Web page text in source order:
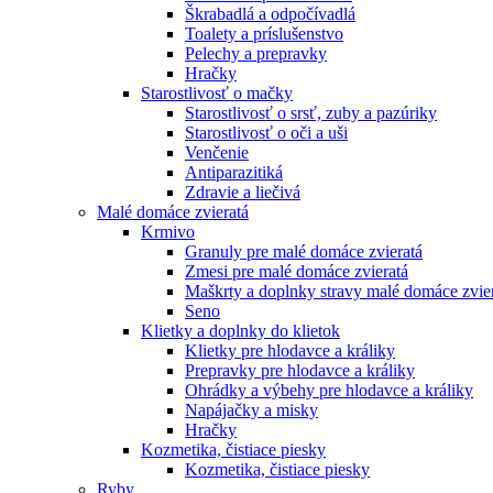
Škrabadlá a odpočívadlá
Toalety а príslušenstvo
Pelechy a prepravky
Hračky
Starostlivosť o mačky
Starostlivosť o srsť, zuby a pazúriky
Starostlivosť o oči a uši
Venčenie
Antiparazitiká
Zdravie a liečivá
Malé domáce zvieratá
Krmivo
Granuly pre malé domáce zvieratá
Zmesi pre malé domáce zvieratá
Maškrty a doplnky stravy malé domáce
Seno
Klietky a doplnky do klietok
Klietky pre hlodavce a králiky
Prepravky pre hlodavce a králiky
Ohrádky a výbehy pre hlodavce a králiky
Napájačky a misky
Hračky
Kozmetika, čistiace piesky
Kozmetika, čistiace piesky
Ryby